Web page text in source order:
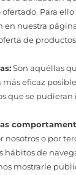
Para ello
en nuestra
de
Son aquéllas
eficaz
que se
nosotros o por
hábitos de
mostrarle